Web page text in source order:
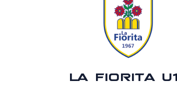
LA FIORITA